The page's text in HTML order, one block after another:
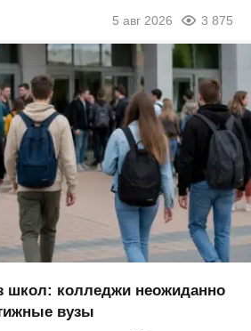
5 авг 2026 3 875
школ: колледжи неожиданно
вузы